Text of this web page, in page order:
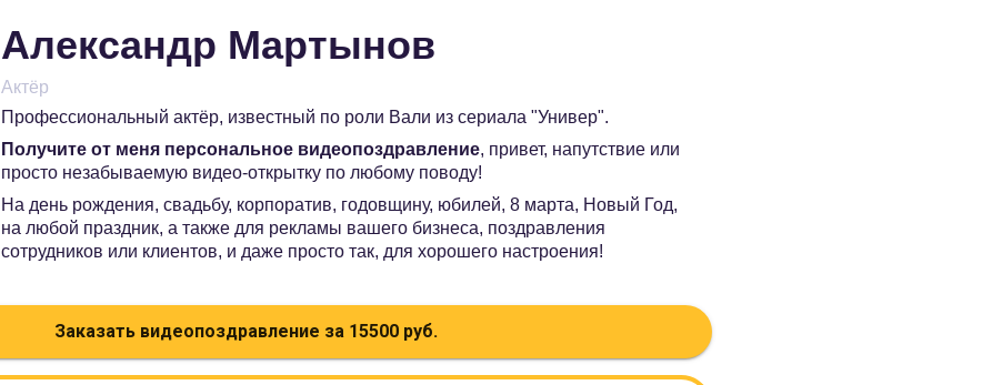
Александр Мартынов
Актёр
Профессиональный актёр, известный по роли Вали из сериала "Универ".
Получите от меня персональное видеопоздравление, привет, напутствие или
просто незабываемую видео-открытку по любому поводу!
На день рождения, свадьбу, корпоратив, годовщину, юбилей, 8 марта, Новый Год,
на любой праздник, а также для рекламы вашего бизнеса, поздравления
сотрудников или клиентов, и даже просто так, для хорошего настроения!
Заказать видеопоздравление за 15500руб.